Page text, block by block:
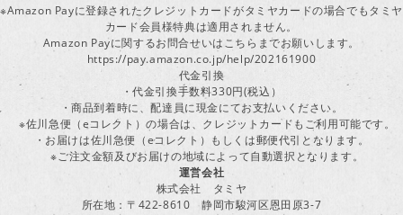
※Amazon Payに登録されたクレジットカードがタミヤカードの場合でもタミヤ
カード会員様特典は適用されません。
Amazon Payに関するお問合せいはこちらまでお願いします。
https://pay.amazon.co.jp/help/202161900
代金引換
・代金引換手数料330円(税込）
・商品到着時に、配達員に現金にてお支払いください。
※佐川急便（eコレクト）の場合は、クレジットカードもご利用可能です。
・お届けは佐川急便（eコレクト）もしくは郵便代引となります。
※ご注文金額及びお届けの地域によって自動選択となります。
運営会社
株式会社 タミヤ
所在地：〒422-8610 静岡市駿河区恩田原3-7